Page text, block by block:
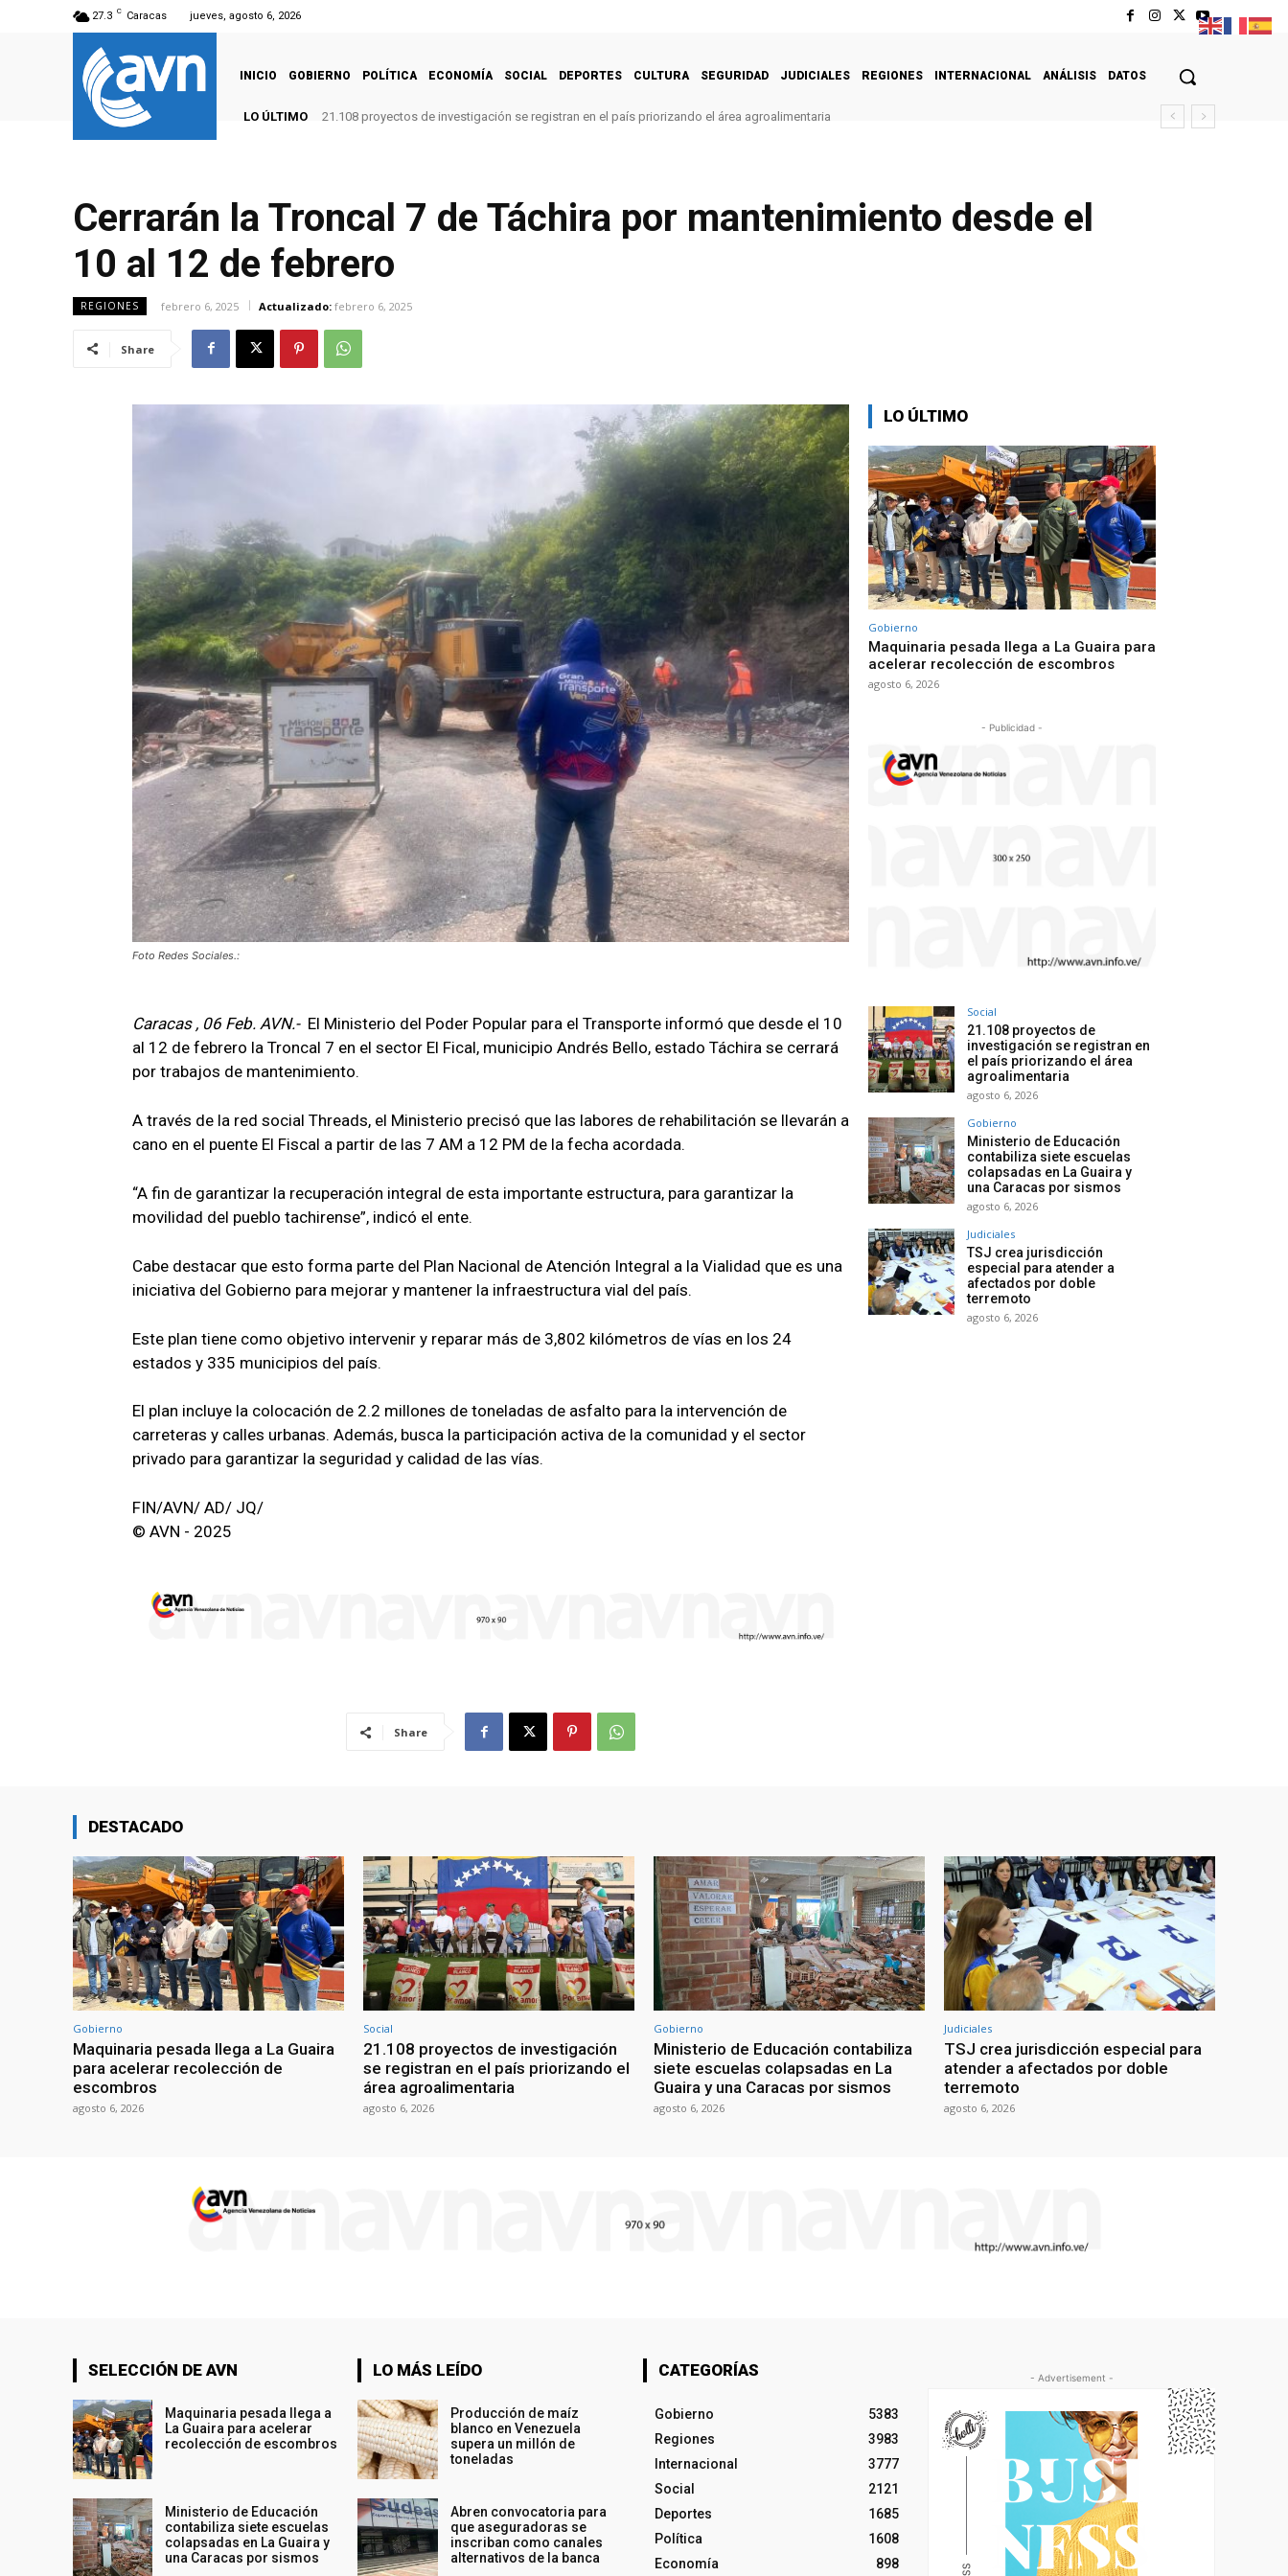
27.3 C Caracas jueves, agosto 6, 2026
INICIO GOBIERNO POLÍTICA ECONOMÍA SOCIAL DEPORTES CULTURA SEGURIDAD JUDICIALES REGIONES INTERNACIONAL ANÁLISIS DATOS
LO ÚLTIMO 21.108 proyectos de investigación se registran en el país priorizando el área agroalimentaria
Cerrarán la Troncal 7 de Táchira por mantenimiento desde el
10 al 12 de febrero
REGIONES febrero 6, 2025 Actualizado: febrero 6, 2025
Share
Foto Redes Sociales.:
Caracas , 06 Feb. AVN.- El Ministerio del Poder Popular para el Transporte informó que desde el 10
al 12 de febrero la Troncal 7 en el sector El Fical, municipio Andrés Bello, estado Táchira se cerrará
por trabajos de mantenimiento.
A través de la red social Threads, el Ministerio precisó que las labores de rehabilitación se llevarán a
cano en el puente El Fiscal a partir de las 7 AM a 12 PM de la fecha acordada.
“A fin de garantizar la recuperación integral de esta importante estructura, para garantizar la
movilidad del pueblo tachirense”, indicó el ente.
Cabe destacar que esto forma parte del Plan Nacional de Atención Integral a la Vialidad que es una
iniciativa del Gobierno para mejorar y mantener la infraestructura vial del país.
Este plan tiene como objetivo intervenir y reparar más de 3,802 kilómetros de vías en los 24
estados y 335 municipios del país.
El plan incluye la colocación de 2.2 millones de toneladas de asfalto para la intervención de
carreteras y calles urbanas. Además, busca la participación activa de la comunidad y el sector
privado para garantizar la seguridad y calidad de las vías.
FIN/AVN/ AD/ JQ/
© AVN - 2025
Share
LO ÚLTIMO
Gobierno
Maquinaria pesada llega a La Guaira para
acelerar recolección de escombros
agosto 6, 2026
- Publicidad -
Social
21.108 proyectos de
investigación se registran en
el país priorizando el área
agroalimentaria
agosto 6, 2026
Gobierno
Ministerio de Educación
contabiliza siete escuelas
colapsadas en La Guaira y
una Caracas por sismos
agosto 6, 2026
Judiciales
TSJ crea jurisdicción
especial para atender a
afectados por doble
terremoto
agosto 6, 2026
DESTACADO
Gobierno
Maquinaria pesada llega a La Guaira
para acelerar recolección de
escombros
agosto 6, 2026
Social
21.108 proyectos de investigación
se registran en el país priorizando el
área agroalimentaria
agosto 6, 2026
Gobierno
Ministerio de Educación contabiliza
siete escuelas colapsadas en La
Guaira y una Caracas por sismos
agosto 6, 2026
Judiciales
TSJ crea jurisdicción especial para
atender a afectados por doble
terremoto
agosto 6, 2026
SELECCIÓN DE AVN
Maquinaria pesada llega a
La Guaira para acelerar
recolección de escombros
Ministerio de Educación
contabiliza siete escuelas
colapsadas en La Guaira y
una Caracas por sismos
LO MÁS LEÍDO
Producción de maíz
blanco en Venezuela
supera un millón de
toneladas
Abren convocatoria para
que aseguradoras se
inscriban como canales
alternativos de la banca
CATEGORÍAS
Gobierno
5383
Regiones
3983
Internacional
3777
Social
2121
Deportes
1685
Política
1608
Economía
898
- Advertisement -